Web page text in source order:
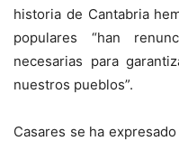
historia de Cantabria
populares “han
necesarias para
nuestros pueblos”.
Casares se ha